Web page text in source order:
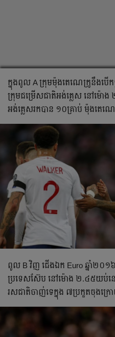
ក្នុង​ពូល​ A ក្រុម​ម៉ុងតេណេក្រូ​នឹង​បើក​ទ្
ក្រុម​ជម្រើស​ជាតិ​អង់គ្លេស​ នៅ​ម៉ោ
អង់គ្លេស​រក​បាន​ ១០​គ្រាប់​ ម៉ុងតេណ
ពូល​ B វិញ ជើងឯក​ Euro ឆ្នាំ២០១
ប្រទេស​ស៊ែប​ នៅ​ម៉ោង​ ២.៤៥​យប់​នេ
រសជាតិ​ចាញ់​ទេ​ក្នុង​ ៧​ប្រកួត​ចុង​ក្